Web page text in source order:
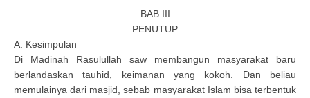
BAB III
PENUTUP
A. Kesimpulan
Di Madinah Rasulullah saw membangun masyarakat baru
berlandaskan tauhid, keimanan yang kokoh. Dan beliau
memulainya dari masjid, sebab masyarakat Islam bisa terbentuk